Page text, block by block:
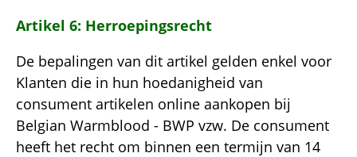
Artikel 6: Herroepingsrecht
De bepalingen van dit artikel gelden enkel voor
Klanten die in hun hoedanigheid van
consument artikelen online aankopen bij
Belgian Warmblood - BWP vzw. De consument
heeft het recht om binnen een termijn van 14